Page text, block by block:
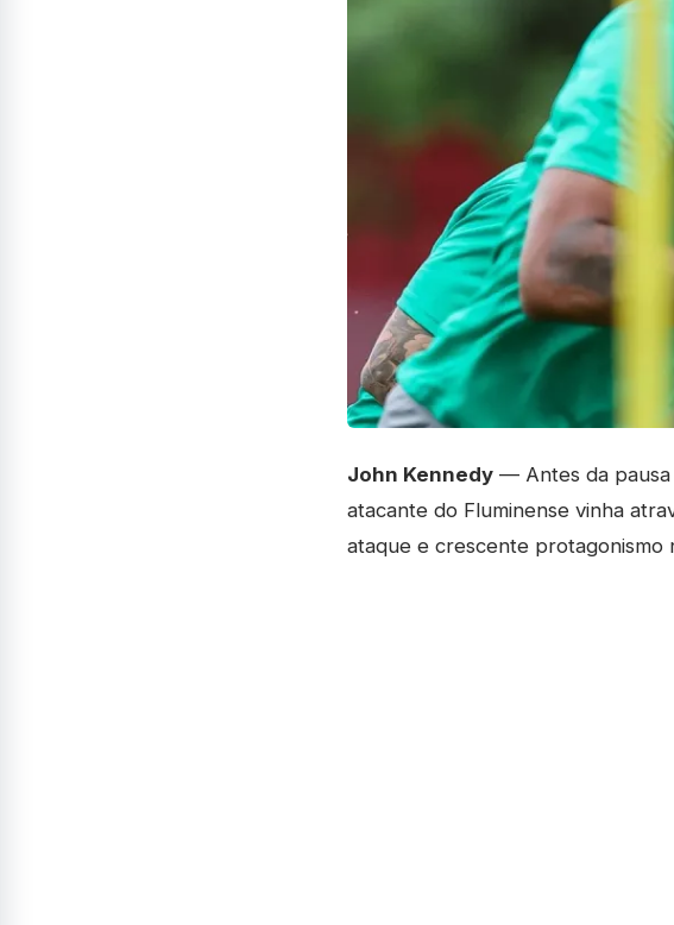
John Kennedy — Antes da pausa
atacante do Fluminense vinha
ataque e crescente protagonismo